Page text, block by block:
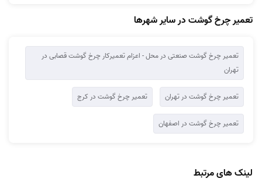
تعمیر چرخ گوشت در سایر شهرها
تعمیر چرخ گوشت صنعتی در محل - اعزام تعمیرکار چرخ گوشت قصابی در
تهران
تعمیر چرخ گوشت در تهران تعمیر چرخ گوشت در کرج
تعمیر چرخ گوشت در اصفهان
لینک های مرتبط